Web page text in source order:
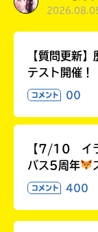
【質問更新
テスト開催！
コメント 00
【7/10 イラ
バス5周年
コメント 400